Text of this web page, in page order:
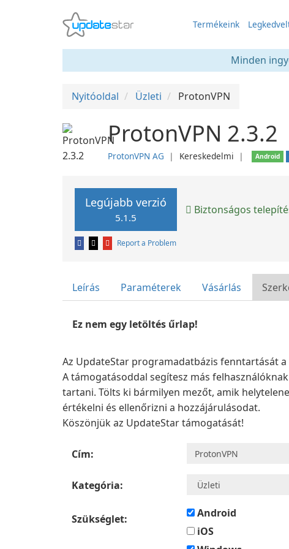
Termékeink
Minden
Nyitóoldal Üzleti ProtonVPN
ProtonVPN 2.3.2
ProtonVPN AG ❘ Kereskedelmi ❘ Android
Legújabb verzió
5.1.5
Biztonságos
Report a Problem
Leírás Paraméterek Vásárlás
Ez nem egy letöltés űrlap!
Az UpdateStar programadatbázis fenntartását
A támogatásoddal segítesz más
tartani. Tölts ki bármilyen mezőt, amik
értékelni és ellenőrizni a hozzájárulásodat.
Köszönjük az UpdateStar támogatását!
Cím:
Kategória:
Szükséglet:
Android
iOS